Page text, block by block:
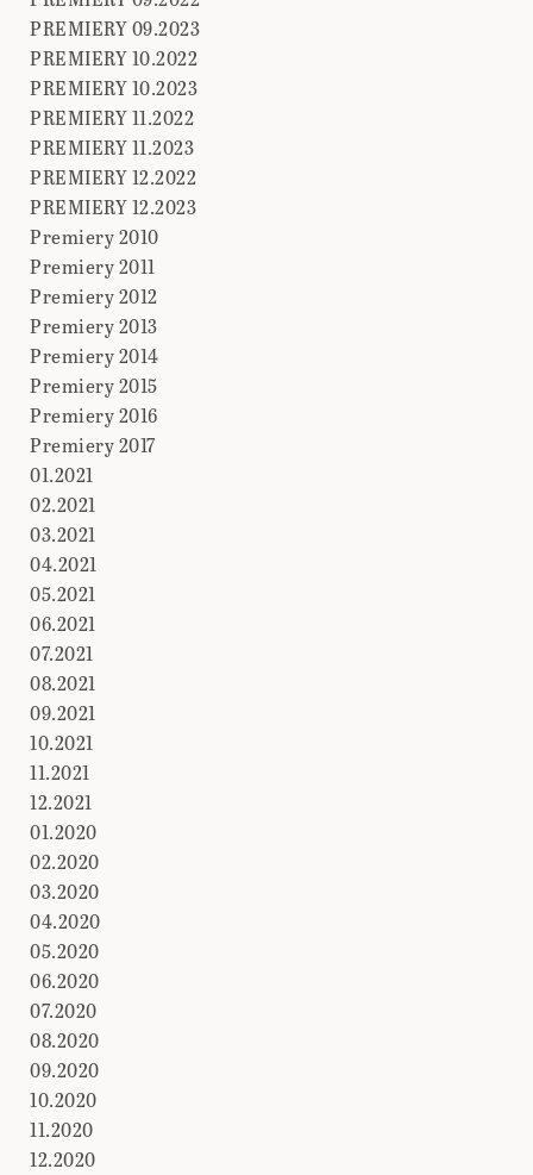
PREMIERY 09.2023
PREMIERY 10.2022
PREMIERY 10.2023
PREMIERY 11.2022
PREMIERY 11.2023
PREMIERY 12.2022
PREMIERY 12.2023
Premiery 2010
Premiery 2011
Premiery 2012
Premiery 2013
Premiery 2014
Premiery 2015
Premiery 2016
Premiery 2017
01.2021
02.2021
03.2021
04.2021
05.2021
06.2021
07.2021
08.2021
09.2021
10.2021
11.2021
12.2021
01.2020
02.2020
03.2020
04.2020
05.2020
06.2020
07.2020
08.2020
09.2020
10.2020
11.2020
12.2020